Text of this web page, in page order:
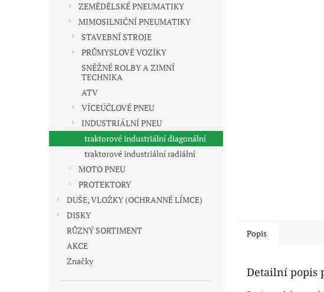
ZEMĚDĚLSKÉ PNEUMATIKY
MIMOSILNIČNÍ PNEUMATIKY
STAVEBNÍ STROJE
PRŮMYSLOVÉ VOZÍKY
SNĚŽNÉ ROLBY A ZIMNÍ
TECHNIKA
ATV
VÍCEÚČLOVÉ PNEU
INDUSTRIÁLNÍ PNEU
traktorové industriální diagonální
traktorové industriální radiální
MOTO PNEU
PROTEKTORY
DUŠE, VLOŽKY (OCHRANNÉ LÍMCE)
DISKY
RŮZNÝ SORTIMENT
AKCE
Značky
Popis
Detailní popis